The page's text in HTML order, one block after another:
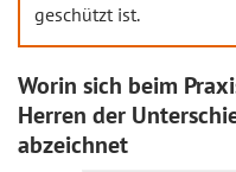
geschützt ist.
Worin sich beim
Herren der
abzeichnet